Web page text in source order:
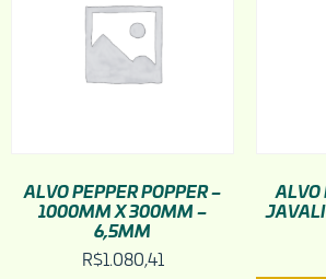
ALVO PEPPER POPPER –
1000MM X 300MM –
6,5MM
R$1.080,41
ALVO